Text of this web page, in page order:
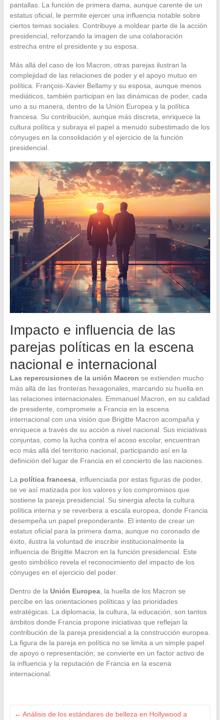
pantallas. La función de primera dama, aunque carente de un
estatus oficial, le permite ejercer una influencia notable sobre
ciertos temas sociales. Contribuye a moldear parte de la acción
presidencial, reforzando la imagen de una colaboración
estrecha entre el presidente y su esposa.
Más allá del caso de los Macron, otras parejas ilustran la
complejidad de las relaciones de poder y el apoyo mutuo en
política. François-Xavier Bellamy y su esposa, aunque menos
mediáticos, también participan en las dinámicas de poder, cada
uno a su manera, dentro de la Unión Europea y la política
francesa. Su contribución, aunque más discreta, enriquece la
cultura política y subraya el papel a menudo subestimado de los
cónyuges en la consolidación y el ejercicio de la función
presidencial.
Impacto e influencia de las
parejas políticas en la escena
nacional e internacional
Las repercusiones de la unión Macron se extienden mucho
más allá de las fronteras hexagonales, marcando su huella en
las relaciones internacionales. Emmanuel Macron, en su calidad
de presidente, compromete a Francia en la escena
internacional con una visión que Brigitte Macron acompaña y
enriquece a través de su acción a nivel nacional. Sus iniciativas
conjuntas, como la lucha contra el acoso escolar, encuentran
eco más allá del territorio nacional, participando así en la
definición del lugar de Francia en el concierto de las naciones.
La política francesa, influenciada por estas figuras de poder,
se ve así matizada por los valores y los compromisos que
sostiene la pareja presidencial. Su sinergia afecta la cultura
política interna y se reverbera a escala europea, donde Francia
desempeña un papel preponderante. El intento de crear un
estatus oficial para la primera dama, aunque no coronado de
éxito, ilustra la voluntad de inscribir institucionalmente la
influencia de Brigitte Macron en la función presidencial. Este
gesto simbólico revela el reconocimiento del impacto de los
cónyuges en el ejercicio del poder.
Dentro de la Unión Europea, la huella de los Macron se
percibe en las orientaciones políticas y las prioridades
estratégicas. La diplomacia, la cultura, la educación, son tantos
ámbitos donde Francia propone iniciativas que reflejan la
contribución de la pareja presidencial a la construcción europea.
La figura de la pareja en política no se limita a un simple papel
de apoyo o representación; se convierte en un factor activo de
la influencia y la reputación de Francia en la escena
internacional.
← Análisis de los estándares de belleza en Hollywood a